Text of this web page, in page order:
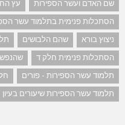
שם האדם ועשר הספירות עץ
הסתכלות פנימית בתלמוד עשר
ניצוץ בורא
שהם הלבושים
הסתכלות פנימית חלק ד
שהנפש
תלמוד עשר הספירות - פורים
תלמוד עשר הספירות שיעורים בעיון